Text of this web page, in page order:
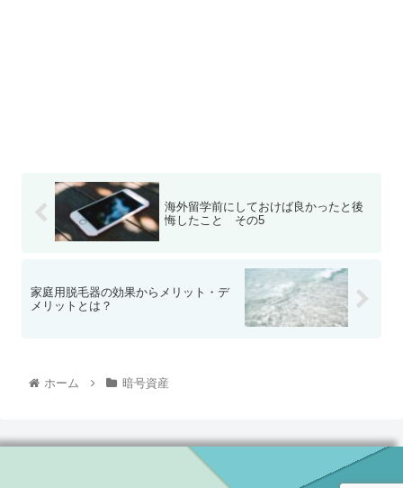
海外留学前にしておけば良かったと後
悔したこと その5
家庭用脱毛器の効果からメリット・デ
メリットとは？
ホーム 暗号資産